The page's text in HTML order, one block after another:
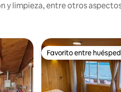
y limpieza, entre otros
Favorito entre
Favorito entre